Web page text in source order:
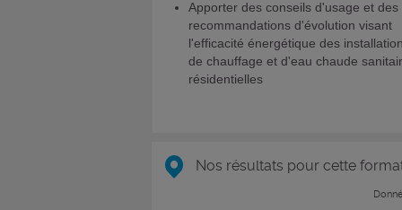
Apporter des conseils d'usage et des
recommandations d'évolution visant
l'efficacité énergétique des
de chauffage et d'eau chaude
résidentielles
Nos résultats pour cette